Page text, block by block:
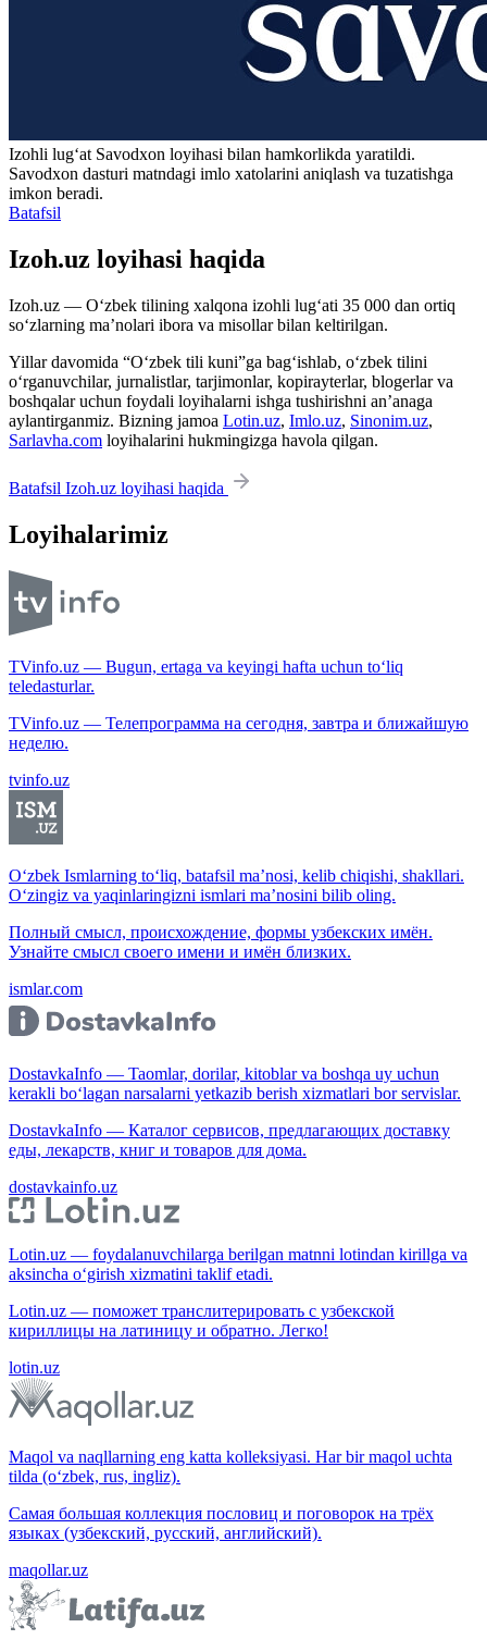
Izohli lugʻat Savodxon loyihasi bilan hamkorlikda yaratildi.
Savodxon dasturi matndagi imlo xatolarini aniqlash va tuzatishga
imkon beradi.
Batafsil
Izoh.uz loyihasi haqida
Izoh.uz — O‘zbek tilining xalqona izohli lug‘ati 35 000 dan ortiq
so‘zlarning ma’nolari ibora va misollar bilan keltirilgan.
Yillar davomida “O‘zbek tili kuni”ga bag‘ishlab, o‘zbek tilini
o‘rganuvchilar, jurnalistlar, tarjimonlar, kopirayterlar, blogerlar va
boshqalar uchun foydali loyihalarni ishga tushirishni an’anaga
aylantirganmiz. Bizning jamoa Lotin.uz, Imlo.uz, Sinonim.uz,
Sarlavha.com loyihalarini hukmingizga havola qilgan.
Batafsil Izoh.uz loyihasi haqida
Loyihalarimiz
TVinfo.uz — Bugun, ertaga va keyingi hafta uchun to‘liq
teledasturlar.
TVinfo.uz — Телепрограмма на сегодня, завтра и ближайшую
неделю.
tvinfo.uz
O‘zbek Ismlarning to‘liq, batafsil ma’nosi, kelib chiqishi, shakllari.
O‘zingiz va yaqinlaringizni ismlari ma’nosini bilib oling.
Полный смысл, происхождение, формы узбекских имён.
Узнайте смысл своего имени и имён близких.
ismlar.com
DostavkaInfo — Taomlar, dorilar, kitoblar va boshqa uy uchun
kerakli bo‘lagan narsalarni yetkazib berish xizmatlari bor servislar.
DostavkaInfo — Каталог сервисов, предлагающих доставку
еды, лекарств, книг и товаров для дома.
dostavkainfo.uz
Lotin.uz — foydalanuvchilarga berilgan matnni lotindan kirillga va
aksincha o‘girish xizmatini taklif etadi.
Lotin.uz — поможет транслитерировать с узбекской
кириллицы на латиницу и обратно. Легко!
lotin.uz
Maqol va naqllarning eng katta kolleksiyasi. Har bir maqol uchta
tilda (o‘zbek, rus, ingliz).
Самая большая коллекция пословиц и поговорок на трёх
языках (узбекский, русский, английский).
maqollar.uz